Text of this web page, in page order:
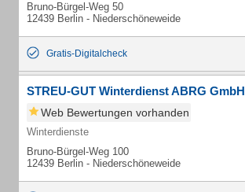
Bruno-Bürgel-Weg 50
12439 Berlin - Niederschöneweide
Gratis-Digitalcheck
STREU-GUT Winterdienst ABRG GmbH
Web Bewertungen vorhanden
Winterdienste
Bruno-Bürgel-Weg 100
12439 Berlin - Niederschöneweide